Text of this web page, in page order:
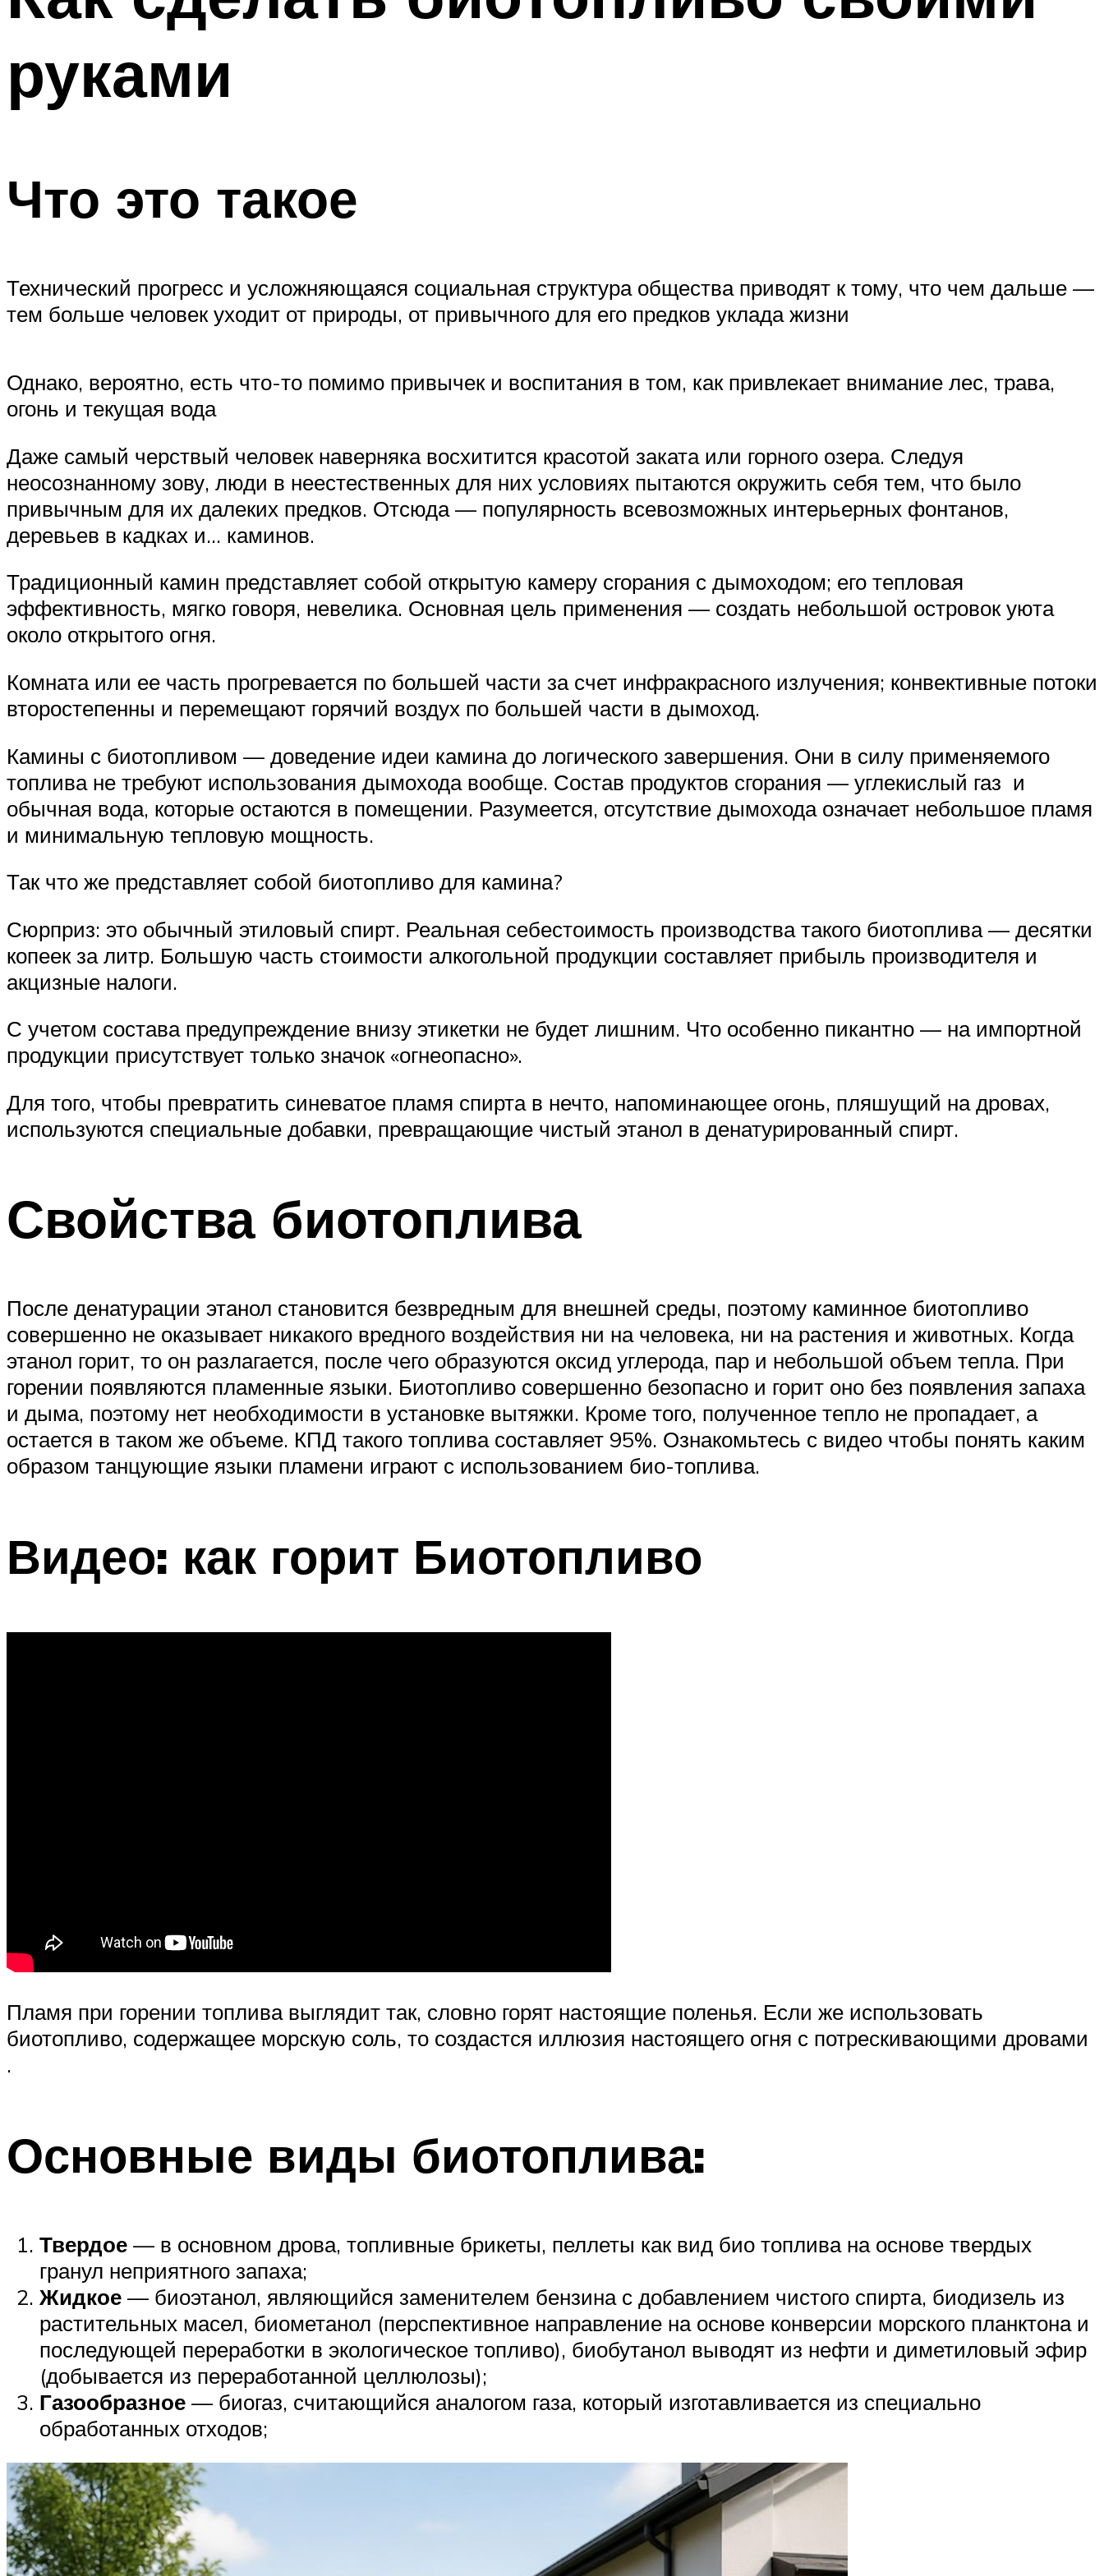
руками
Что это такое
Технический прогресс и усложняющаяся социальная структура общества приводят к тому, что чем дальше —
тем больше человек уходит от природы, от привычного для его предков уклада жизни
Однако, вероятно, есть что-то помимо привычек и воспитания в том, как привлекает внимание лес, трава,
огонь и текущая вода
Даже самый черствый человек наверняка восхитится красотой заката или горного озера. Следуя
неосознанному зову, люди в неестественных для них условиях пытаются окружить себя тем, что было
привычным для их далеких предков. Отсюда — популярность всевозможных интерьерных фонтанов,
деревьев в кадках и… каминов.
Традиционный камин представляет собой открытую камеру сгорания с дымоходом; его тепловая
эффективность, мягко говоря, невелика. Основная цель применения — создать небольшой островок уюта
около открытого огня.
Комната или ее часть прогревается по большей части за счет инфракрасного излучения; конвективные потоки
второстепенны и перемещают горячий воздух по большей части в дымоход.
Камины с биотопливом — доведение идеи камина до логического завершения. Они в силу применяемого
топлива не требуют использования дымохода вообще. Состав продуктов сгорания — углекислый газ и
обычная вода, которые остаются в помещении. Разумеется, отсутствие дымохода означает небольшое пламя
и минимальную тепловую мощность.
Так что же представляет собой биотопливо для камина?
Сюрприз: это обычный этиловый спирт. Реальная себестоимость производства такого биотоплива — десятки
копеек за литр. Большую часть стоимости алкогольной продукции составляет прибыль производителя и
акцизные налоги.
С учетом состава предупреждение внизу этикетки не будет лишним. Что особенно пикантно — на импортной
продукции присутствует только значок «огнеопасно».
Для того, чтобы превратить синеватое пламя спирта в нечто, напоминающее огонь, пляшущий на дровах,
используются специальные добавки, превращающие чистый этанол в денатурированный спирт.
Свойства биотоплива
После денатурации этанол становится безвредным для внешней среды, поэтому каминное биотопливо
совершенно не оказывает никакого вредного воздействия ни на человека, ни на растения и животных. Когда
этанол горит, то он разлагается, после чего образуются оксид углерода, пар и небольшой объем тепла. При
горении появляются пламенные языки. Биотопливо совершенно безопасно и горит оно без появления запаха
и дыма, поэтому нет необходимости в установке вытяжки. Кроме того, полученное тепло не пропадает, а
остается в таком же объеме. КПД такого топлива составляет 95%. Ознакомьтесь с видео чтобы понять каким
образом танцующие языки пламени играют с использованием био-топлива.
Видео: как горит Биотопливо
Пламя при горении топлива выглядит так, словно горят настоящие поленья. Если же использовать
биотопливо, содержащее морскую соль, то создастся иллюзия настоящего огня с потрескивающими дровами
.
Основные виды биотоплива:
Твердое — в основном дрова, топливные брикеты, пеллеты как вид био топлива на основе твердых
гранул неприятного запаха;
Жидкое — биоэтанол, являющийся заменителем бензина с добавлением чистого спирта, биодизель из
растительных масел, биометанол (перспективное направление на основе конверсии морского планктона и
последующей переработки в экологическое топливо), биобутанол выводят из нефти и диметиловый эфир
(добывается из переработанной целлюлозы);
Газообразное — биогаз, считающийся аналогом газа, который изготавливается из специально
обработанных отходов;